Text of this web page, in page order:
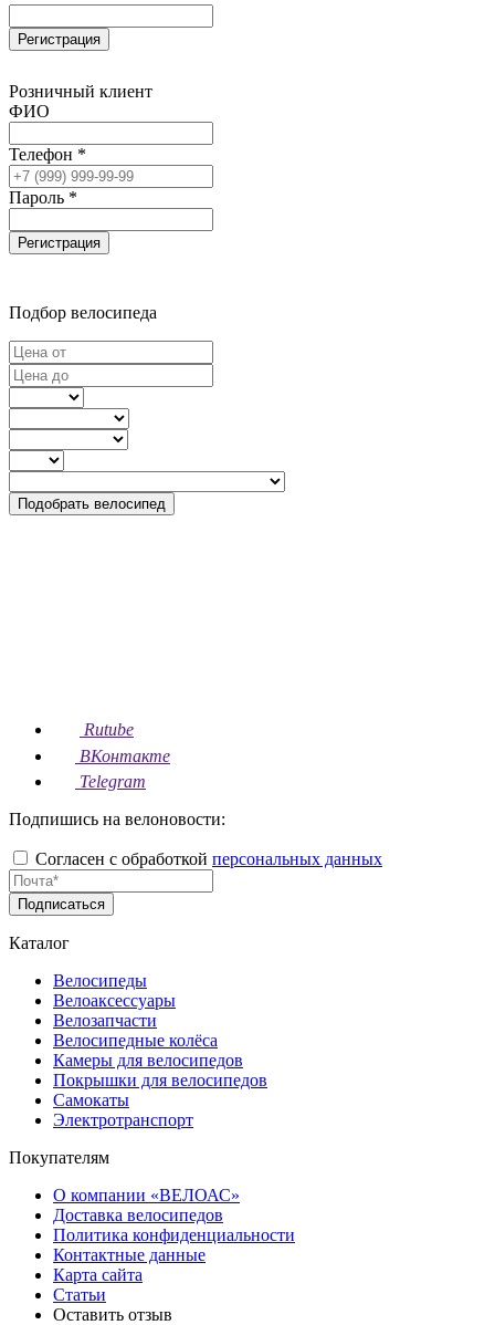
Регистрация
Розничный клиент
ФИО
Телефон *
Пароль *
Регистрация
Подбор велосипеда
Подобрать велосипед
Rutube
ВКонтакте
Telegram
Подпишись на велоновости:
Согласен с обработкой персональных данных
Подписаться
Каталог
Велосипеды
Велоаксессуары
Велозапчасти
Велосипедные колёса
Камеры для велосипедов
Покрышки для велосипедов
Самокаты
Электротранспорт
Покупателям
О компании «ВЕЛОАС»
Доставка велосипедов
Политика конфиденциальности
Контактные данные
Карта сайта
Статьи
Оставить отзыв